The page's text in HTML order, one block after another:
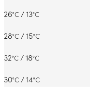
26°C / 13°C
28°C / 15°C
32°C / 18°C
30°C / 14°C